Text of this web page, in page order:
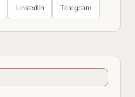
LinkedIn Telegram